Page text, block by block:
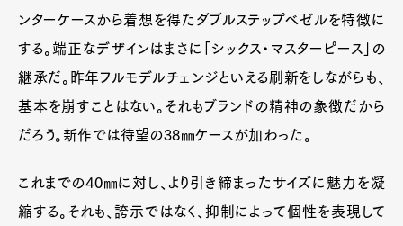
ンターケースから着想を得たダブルステップベゼルを特徴に
する。端正なデザインはまさに「シックス・マスターピース」の
継承だ。昨年フルモデルチェンジといえる刷新をしながらも、
基本を崩すことはない。それもブランドの精神の象徴だから
だろう。新作では待望の38㎜ケースが加わった。
これまでの40㎜に対し、より引き締まったサイズに魅力を凝
縮する。それも、誇示ではなく、抑制によって個性を表現して